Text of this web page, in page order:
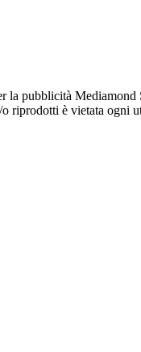
pubblicità
riprodotti è vietata ogni